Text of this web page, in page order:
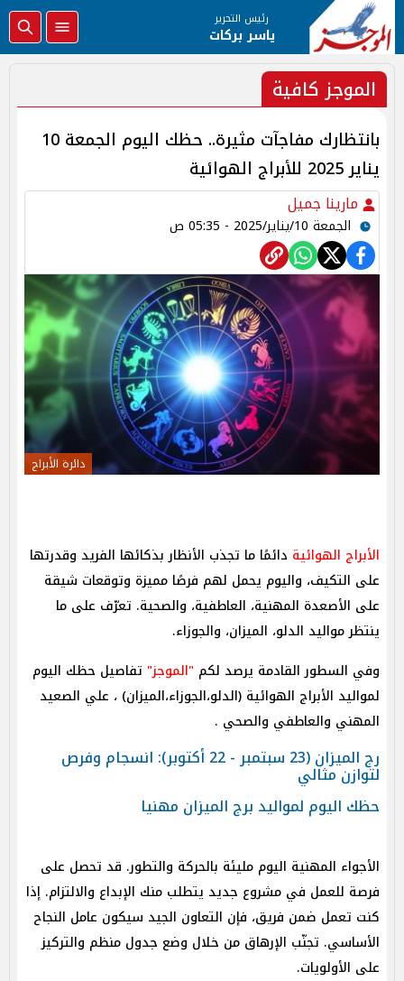
رئيس التحرير
ياسر بركات
الموجز كافية
بانتظارك مفاجآت مثيرة.. حظك اليوم الجمعة 10
يناير 2025 للأبراج الهوائية
مارينا جميل
الجمعة 10/يناير/2025 - 05:35 ص
دائرة الأبراج
الأبراج الهوائية دائمًا ما تجذب الأنظار بذكائها الفريد وقدرتها
على التكيف، واليوم يحمل لهم فرصًا مميزة وتوقعات شيقة
على الأصعدة المهنية، العاطفية، والصحية. تعرّف على ما
ينتظر مواليد الدلو، الميزان، والجوزاء.
وفي السطور القادمة يرصد لكم "الموجز" تفاصيل حظك اليوم
لمواليد الأبراج الهوائية (الدلو،الجوزاء،الميزان) ، علي الصعيد
المهني والعاطفي والصحي .
رج الميزان (23 سبتمبر - 22 أكتوبر): انسجام وفرص
لتوازن مثالي
حظك اليوم لمواليد برج الميزان مهنيا
الأجواء المهنية اليوم مليئة بالحركة والتطور. قد تحصل على
فرصة للعمل في مشروع جديد يتطلب منك الإبداع والالتزام. إذا
كنت تعمل ضمن فريق، فإن التعاون الجيد سيكون عامل النجاح
الأساسي. تجنّب الإرهاق من خلال وضع جدول منظم والتركيز
على الأولويات.